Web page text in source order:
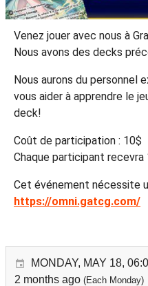
Venez jouer avec nous à
Nous avons des decks
Nous aurons du personnel
vous aider à apprendre le
deck!
Coût de participation : 10$
Chaque participant
Cet événement nécessite
https://omni.gatcg.com/
MONDAY, MAY 18,
2 months ago (Each Monday)